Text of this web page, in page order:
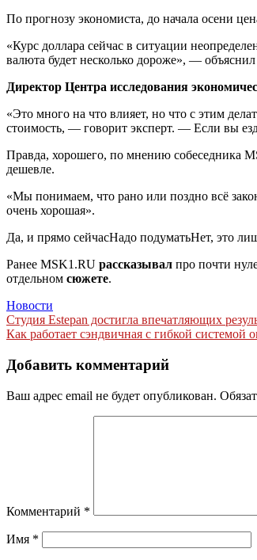
По прогнозу экономиста, до начала осени
«Курс доллара сейчас в ситуации
валюта будет несколько дороже», —
Директор Центра исследования
«Это много на что влияет, но что с этим
стоимость, — говорит эксперт. — Если вы
Правда, хорошего, по мнению собеседника
дешевле.
«Мы понимаем, что рано или поздно всё
очень хорошая».
Да, и прямо сейчасНадо подуматьНет, это
Ранее MSK1.RU рассказывал про почти
отдельном сюжете.
Новости
Навигация
по
записям
Студия Estepan достигла впечатляющих
Как работает сэндвичная с гибкой системой
Добавить комментарий
Ваш адрес email не будет опубликован.
Комментарий *
Имя *